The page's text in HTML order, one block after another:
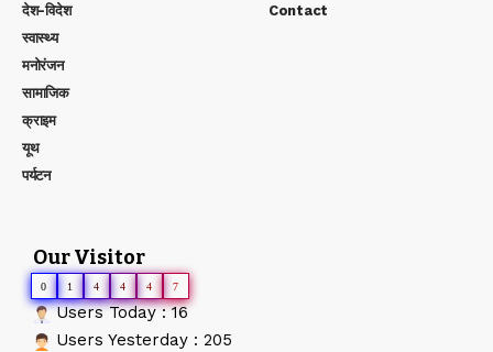
देश-विदेश
स्वास्थ्य
मनोरंजन
सामाजिक
क्राइम
यूथ
पर्यटन
Contact
Our Visitor
0 1 4 4 4 7
Users Today : 16
Users Yesterday : 205